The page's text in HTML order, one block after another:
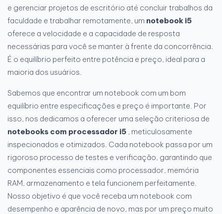
e gerenciar projetos de escritório até concluir trabalhos da
faculdade e trabalhar remotamente, um notebook i5
oferece a velocidade e a capacidade de resposta
necessárias para você se manter à frente da concorrência.
É o equilíbrio perfeito entre potência e preço, ideal para a
maioria dos usuários.
Sabemos que encontrar um notebook com um bom
equilíbrio entre especificações e preço é importante. Por
isso, nos dedicamos a oferecer uma seleção criteriosa de
notebooks com processador i5 , meticulosamente
inspecionados e otimizados. Cada notebook passa por um
rigoroso processo de testes e verificação, garantindo que
componentes essenciais como processador, memória
RAM, armazenamento e tela funcionem perfeitamente.
Nosso objetivo é que você receba um notebook com
desempenho e aparência de novo, mas por um preço muito